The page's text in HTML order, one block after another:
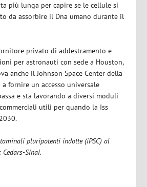
più lunga per capire se le cellule si
da assorbire il Dna umano durante il
privato di addestramento e
per astronauti con sede a Houston,
anche il Johnson Space Center della
a fornire un accesso universale
e sta lavorando a diversi moduli
utili per quando la Iss
pluripotenti indotte (iPSC) al
Sinai.